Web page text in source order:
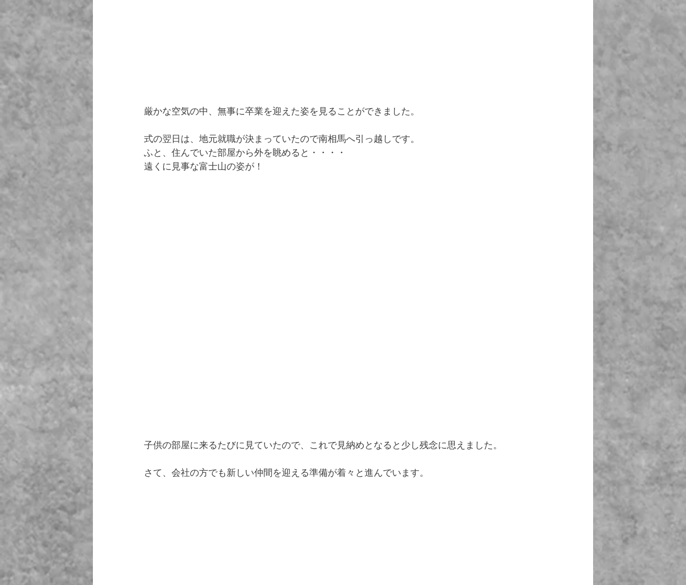
厳かな空気の中、無事に卒業を迎えた姿を見ることができました。
式の翌日は、地元就職が決まっていたので南相馬へ引っ越しです。
ふと、住んでいた部屋から外を眺めると・・・・
遠くに見事な富士山の姿が！
子供の部屋に来るたびに見ていたので、これで見納めとなると少し残念に思えました。
さて、会社の方でも新しい仲間を迎える準備が着々と進んでいます。